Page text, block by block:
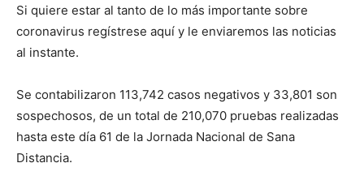
Si quiere estar al tanto de lo más importante sobre
coronavirus regístrese aquí y le enviaremos las noticias
al instante.
Se contabilizaron 113,742 casos negativos y 33,801 son
sospechosos, de un total de 210,070 pruebas realizadas
hasta este día 61 de la Jornada Nacional de Sana
Distancia.